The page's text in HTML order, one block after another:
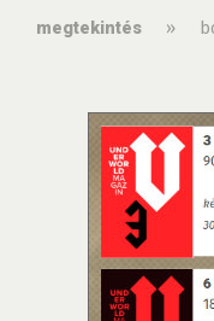
megtekintés »